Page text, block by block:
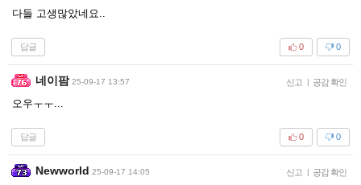
다들 고생많았네요..
답글 0
0
네이팜 25-09-17 13:57 신고 | 공감 확인
오우ㅜㅜ...
답글 0
0
Newworld 25-09-17 14:05 신고 | 공감 확인